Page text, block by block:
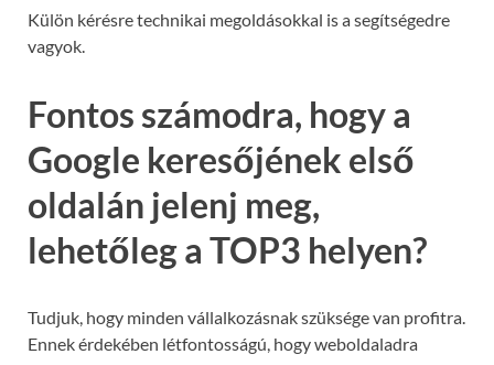
Külön kérésre technikai megoldásokkal is a segítségedre
vagyok.
Fontos számodra, hogy a
Google keresőjének első
oldalán jelenj meg,
lehetőleg a TOP3 helyen?
Tudjuk, hogy minden vállalkozásnak szüksége van profitra.
Ennek érdekében létfontosságú, hogy weboldaladra